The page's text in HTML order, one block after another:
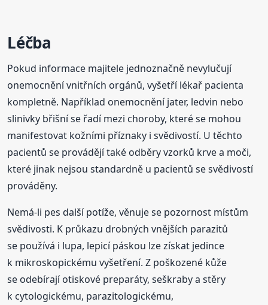
Léčba
Pokud informace majitele jednoznačně nevylučují
onemocnění vnitřních orgánů, vyšetří lékař pacienta
kompletně. Například onemocnění jater, ledvin nebo
slinivky břišní se řadí mezi choroby, které se mohou
manifestovat kožními příznaky i svědivostí. U těchto
pacientů se provádějí také odběry vzorků krve a moči,
které jinak nejsou standardně u pacientů se svědivostí
prováděny.
Nemá-li pes další potíže, věnuje se pozornost místům
svědivosti. K průkazu drobných vnějších parazitů
se používá i lupa, lepicí páskou lze získat jedince
k mikroskopickému vyšetření. Z poškozené kůže
se odebírají otiskové preparáty, seškraby a stěry
k cytologickému, parazitologickému,